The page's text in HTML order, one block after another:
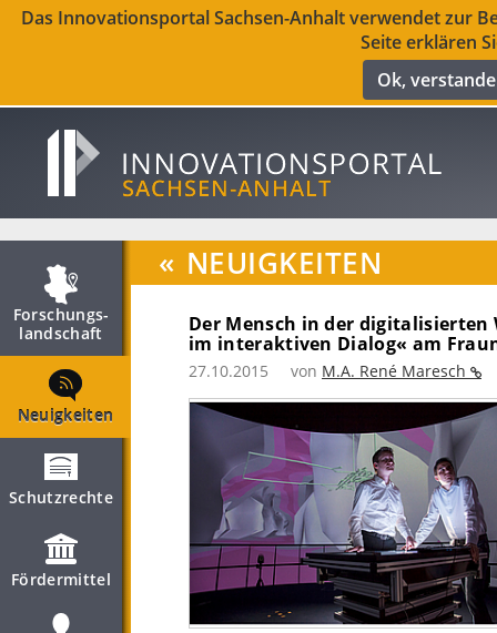
Das Innovationsportal Sachsen-Anhalt verwendet zur
Seite erklären
Ok,
Forschungs­
landschaft
Neuigkeiten
Schutzrechte
Fördermittel
« NEUIGKEITEN
Der Mensch in der digitalisierten
im interaktiven Dialog« am
27.10.2015 von M.A. René Maresch